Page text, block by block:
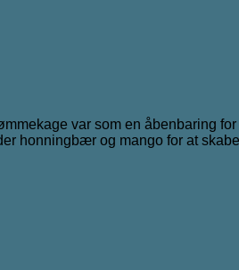
var som en åbenbaring
og mango for at